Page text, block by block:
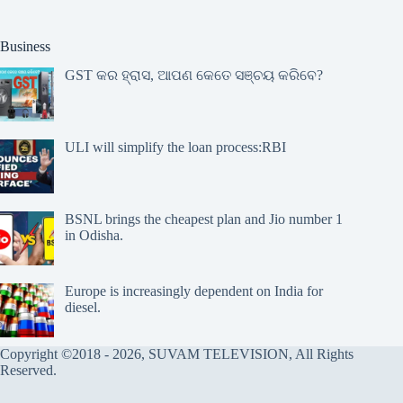
Business
GST କର ହ୍ରାସ, ଆପଣ କେତେ ସଞ୍ଚୟ କରିବେ?
ULI will simplify the loan process:RBI
BSNL brings the cheapest plan and Jio number 1
in Odisha.
Europe is increasingly dependent on India for
diesel.
Copyright ©2018 - 2026, SUVAM TELEVISION, All Rights
Reserved.